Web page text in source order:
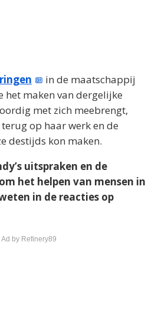
in de maatschappij
het maken van dergelijke
met zich meebrengt,
op haar werk en de
destijds kon maken.
uitspraken en de
het helpen van mensen in
in de reacties op
by Refinery89